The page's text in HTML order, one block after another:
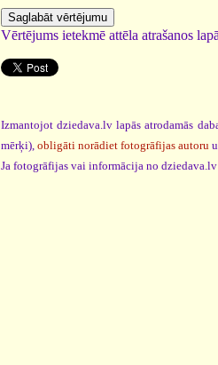
Vērtējums ietekmē attēla atrašanos
Izmantojot dziedava.lv lapās atrodamās
mērķi), obligāti norādiet fotogrāfijas autoru
Ja fotogrāfijas vai informācija no